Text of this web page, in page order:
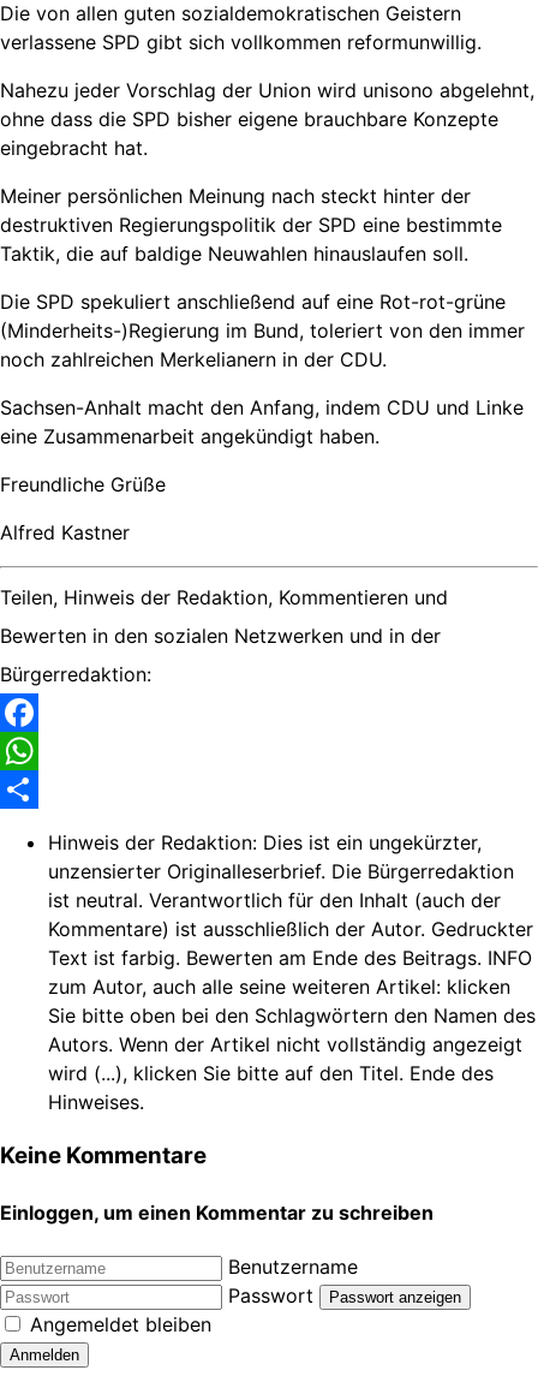
Die von allen guten sozialdemokratischen Geistern
verlassene SPD gibt sich vollkommen reformunwillig.
Nahezu jeder Vorschlag der Union wird unisono abgelehnt,
ohne dass die SPD bisher eigene brauchbare Konzepte
eingebracht hat.
Meiner persönlichen Meinung nach steckt hinter der
destruktiven Regierungspolitik der SPD eine bestimmte
Taktik, die auf baldige Neuwahlen hinauslaufen soll.
Die SPD spekuliert anschließend auf eine Rot-rot-grüne
(Minderheits-)Regierung im Bund, toleriert von den immer
noch zahlreichen Merkelianern in der CDU.
Sachsen-Anhalt macht den Anfang, indem CDU und Linke
eine Zusammenarbeit angekündigt haben.
Freundliche Grüße
Alfred Kastner
Teilen, Hinweis der Redaktion, Kommentieren und
Bewerten in den sozialen Netzwerken und in der
Bürgerredaktion:
Facebook
WhatsApp
Hinweis der Redaktion: Dies ist ein ungekürzter,
unzensierter Originalleserbrief. Die Bürgerredaktion
ist neutral. Verantwortlich für den Inhalt (auch der
Kommentare) ist ausschließlich der Autor. Gedruckter
Text ist farbig. Bewerten am Ende des Beitrags. INFO
zum Autor, auch alle seine weiteren Artikel: klicken
Sie bitte oben bei den Schlagwörtern den Namen des
Autors. Wenn der Artikel nicht vollständig angezeigt
wird (...), klicken Sie bitte auf den Titel. Ende des
Hinweises.
Keine Kommentare
Einloggen, um einen Kommentar zu schreiben
Benutzername
Passwort
Passwort anzeigen
Angemeldet bleiben
Anmelden